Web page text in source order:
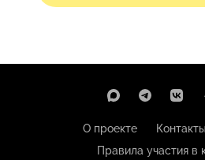
О проекте Контакты
Правила участия в